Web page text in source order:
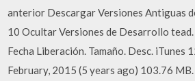
anterior Descargar Versiones Antiguas
10 Ocultar Versiones de Desarrollo tead.
Fecha Liberación. Tamaño. Desc. iTunes
February, 2015 (5 years ago) 103.76